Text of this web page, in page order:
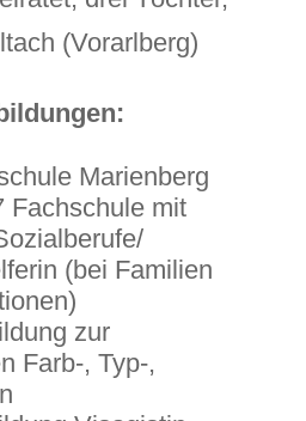
(Vorarlberg)
Marienberg
Fachschule mit
(bei Familien
zur
Farb-, Typ-,